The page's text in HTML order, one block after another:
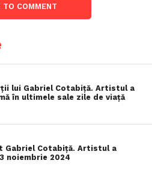
TO COMMENT
lui Gabriel Cotabiță. Artistul a
în ultimele sale zile de viață
Gabriel Cotabiță. Artistul a
noiembrie 2024